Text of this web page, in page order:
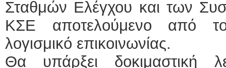
Σταθμών Ελέγχου και των
ΚΣΕ αποτελούμενο από
λογισμικό επικοινωνίας.
Θα υπάρξει δοκιμαστική